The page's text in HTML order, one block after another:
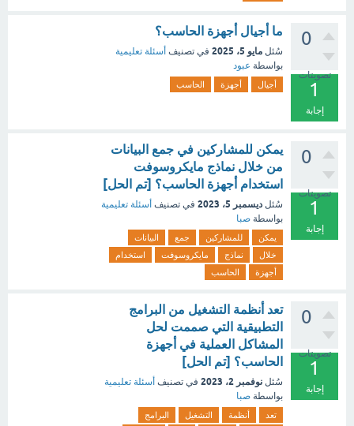
0
تصويتات
1
إجابة
ما أجيال أجهزة الحاسب؟
سُئل مايو 5، 2025 في تصنيف أسئلة تعليمية
بواسطة عبود
أجيال أجهزة الحاسب
0
تصويتات
1
إجابة
يمكن للمشاركين في جمع البيانات
من خلال نماذج مايكروسوفت
استخدام أجهزة الحاسب؟ [تم الحل]
سُئل ديسمبر 5، 2023 في تصنيف أسئلة تعليمية
بواسطة صبا
يمكن للمشاركين جمع
البيانات
خلال
نماذج مايكروسوفت
استخدام
أجهزة
الحاسب
0
تصويتات
1
إجابة
تعد أنظمة التشغيل من البرامج
التطبيقية التي صممت لحل
المشاكل العملية في أجهزة
الحاسب؟ [تم الحل]
سُئل نوفمبر 2، 2023 في تصنيف أسئلة تعليمية
بواسطة صبا
تعد أنظمة التشغيل البرامج